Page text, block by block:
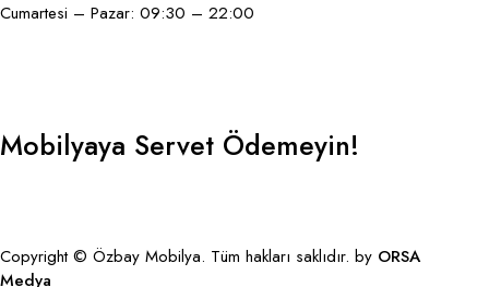
Cumartesi – Pazar: 09:30 – 22:00
Mobilyaya Servet Ödemeyin!
Copyright © Özbay Mobilya. Tüm hakları saklıdır. by ORSA
Medya